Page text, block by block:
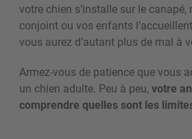
votre chien s’installe sur le canapé,
conjoint ou vos enfants
vous aurez d’autant plus de mal à
Armez-vous de patience que vous
un chien adulte. Peu à peu, votre
comprendre quelles sont les